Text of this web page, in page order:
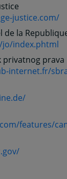
justice.com/
de la
index.phtml
privatnog prava
internet.fr/
features/